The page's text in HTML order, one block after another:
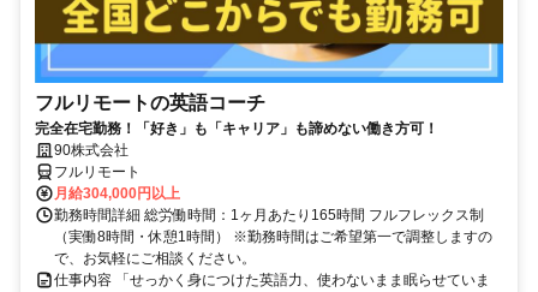
フルリモートの英語コーチ
完全在宅勤務！「好き」も「キャリア」も諦めない働き方可！
90株式会社
フルリモート
月給304,000円以上
勤務時間詳細 総労働時間：1ヶ月あたり165時間 フルフレックス制
（実働8時間・休憩1時間） ※勤務時間はご希望第一で調整しますの
で、お気軽にご相談ください。
仕事内容 「せっかく身につけた英語力、使わないまま眠らせていま